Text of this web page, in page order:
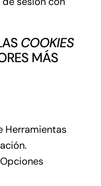
COOKIES
MÁS
Herramientas